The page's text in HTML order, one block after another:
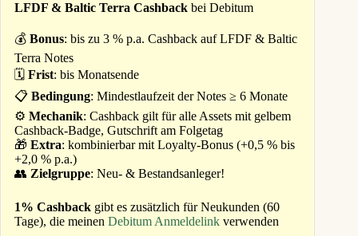
LFDF & Baltic Terra Cashback bei Debitum
💰 Bonus: bis zu 3 % p.a. Cashback auf LFDF & Baltic
Terra Notes
🗓️ Frist: bis Monatsende
📋 Bedingung: Mindestlaufzeit der Notes ≥ 6 Monate
⚙️ Mechanik: Cashback gilt für alle Assets mit gelbem
Cashback-Badge, Gutschrift am Folgetag
🎁 Extra: kombinierbar mit Loyalty-Bonus (+0,5 % bis
+2,0 % p.a.)
👥 Zielgruppe: Neu- & Bestandsanleger!
1% Cashback gibt es zusätzlich für Neukunden (60
Tage), die meinen Debitum Anmeldelink verwenden